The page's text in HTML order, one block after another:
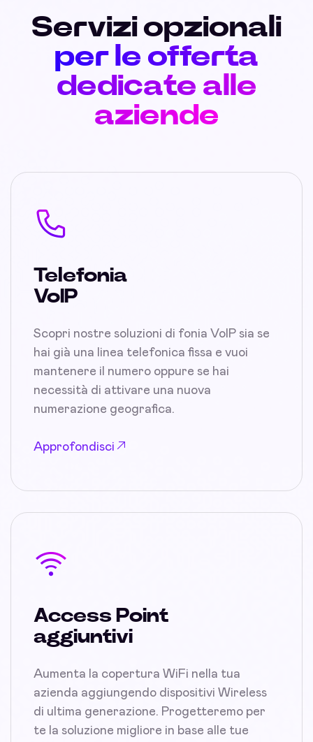
Servizi opzionali
per le offerta
dedicate alle
aziende
Telefonia
VoIP
Scopri nostre soluzioni di fonia VoIP sia se
hai già una linea telefonica fissa e vuoi
mantenere il numero oppure se hai
necessità di attivare una nuova
numerazione geografica.
Approfondisci
Access Point
aggiuntivi
Aumenta la copertura WiFi nella tua
azienda aggiungendo dispositivi Wireless
di ultima generazione. Progetteremo per
te la soluzione migliore in base alle tue